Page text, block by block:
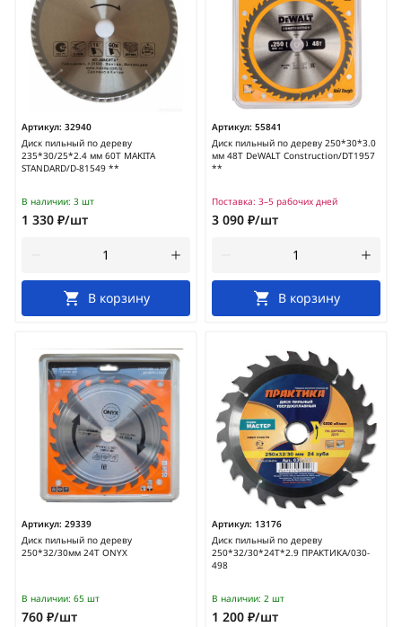
Артикул: 32940
Диск пильный по дереву
235*30/25*2.4 мм 60Т MAKITA
STANDARD/D-81549 **
В наличии: 3 шт
1 330 ₽/шт
В корзину
Артикул: 55841
Диск пильный по дереву 250*30*3.0
мм 48Т DeWALT Construction/DT1957
**
Поставка: 3–5 рабочих дней
3 090 ₽/шт
В корзину
Артикул: 29339
Диск пильный по дереву
250*32/30мм 24Т ONYX
В наличии: 65 шт
760 ₽/шт
Артикул: 13176
Диск пильный по дереву
250*32/30*24Т*2.9 ПРАКТИКА/030-
498
В наличии: 2 шт
1 200 ₽/шт